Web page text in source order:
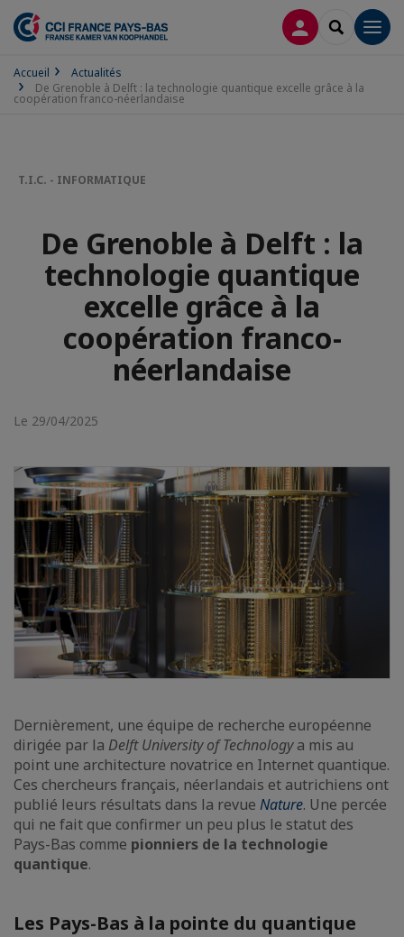
CONNEXION
Accueil
Actualités
De Grenoble à Delft : la technologie quantique excelle grâce à la
coopération franco-néerlandaise
T.I.C. - INFORMATIQUE
De Grenoble à Delft : la
technologie quantique
excelle grâce à la
coopération franco-
néerlandaise
Le 29/04/2025
Dernièrement, une équipe de recherche européenne
dirigée par la Delft University of Technologya mis au
point une architecture novatrice en Internet quantique.
Ces chercheurs français, néerlandais et autrichiens ont
publié leurs résultats dans la revue Nature. Une percée
qui ne fait que confirmer un peu plus le statut des
Pays-Bas comme pionniers de la technologie
quantique.
Les Pays-Bas à la pointe du quantique